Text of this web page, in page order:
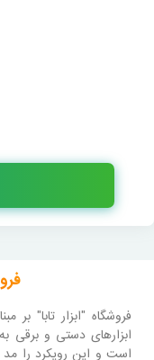
فروشگاه "ابزار تابا"بر
ابزارهای دستی و برقی
است و این رویکرد را مد